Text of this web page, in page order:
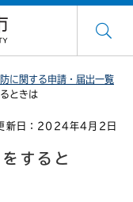
に関する申請・届出一覧
ときは
新日：2024年4月2日
すると